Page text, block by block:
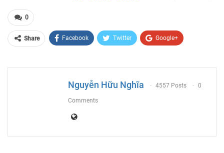
0
Share Facebook Twitter Google+
Nguyễn Hữu Nghĩa 4557 Posts 0
Comments